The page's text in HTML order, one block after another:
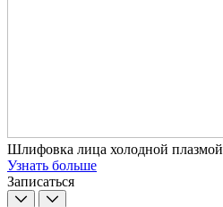
Шлифовка лица холодной плазмой
Узнать больше
Записаться